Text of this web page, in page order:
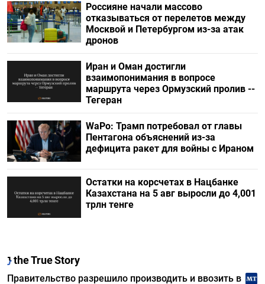
Россияне начали массово
отказываться от перелетов между
Москвой и Петербургом из-за атак
дронов
Иран и Оман достигли
взаимопонимания в вопросе
маршрута через Ормузский пролив --
Тегеран
WaPo: Трамп потребовал от главы
Пентагона объяснений из-за
дефицита ракет для войны с Ираном
Остатки на корсчетах в Нацбанке
Казахстана на 5 авг выросли до 4,001
трлн тенге